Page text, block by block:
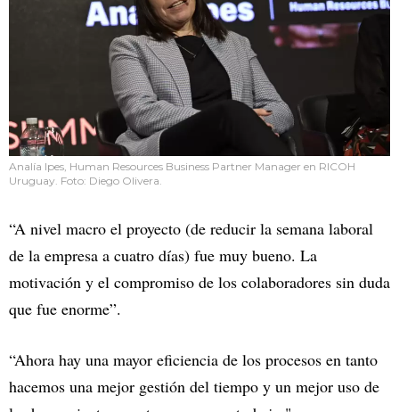
Analía Ipes, Human Resources Business Partner Manager en RICOH
Uruguay. Foto: Diego Olivera.
“A nivel macro el proyecto (de reducir la semana laboral
de la empresa a cuatro días) fue muy bueno. La
motivación y el compromiso de los colaboradores sin duda
que fue enorme”.
“Ahora hay una mayor eficiencia de los procesos en tanto
hacemos una mejor gestión del tiempo y un mejor uso de